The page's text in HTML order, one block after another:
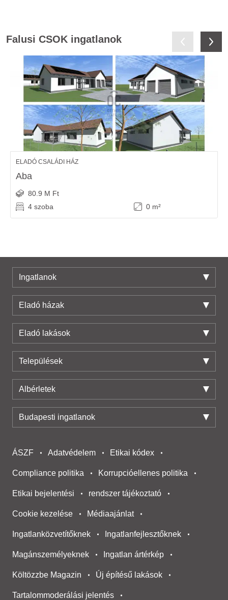
Falusi CSOK ingatlanok
ELADÓ CSALÁDI HÁZ
Aba
80.9 M Ft
4 szoba
0 m²
Ingatlanok
Eladó házak
Eladó lakások
Települések
Albérletek
Budapesti ingatlanok
ÁSZF Adatvédelem Etikai kódex
Compliance politika Korrupcióellenes politika
Etikai bejelentési rendszer tájékoztató
Cookie kezelése Médiaajánlat
Ingatlanközvetítőknek Ingatlanfejlesztőknek
Magánszemélyeknek Ingatlan ártérkép
Költözzbe Magazin Új építésű lakások
Tartalommoderálási jelentés